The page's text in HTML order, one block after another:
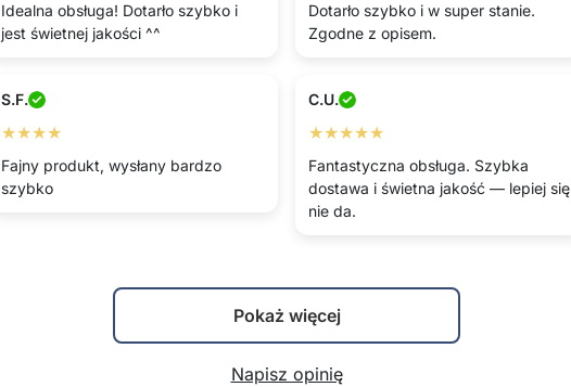
Idealna obsługa! Dotarło szybko i
jest świetnej jakości ^^
Dotarło szybko i w super stanie.
Zgodne z opisem.
S.F.
★★★★
Fajny produkt, wysłany bardzo
szybko
C.U.
★★★★★
Fantastyczna obsługa. Szybka
dostawa i świetna jakość — lepiej się
nie da.
Pokaż więcej
Napisz opinię